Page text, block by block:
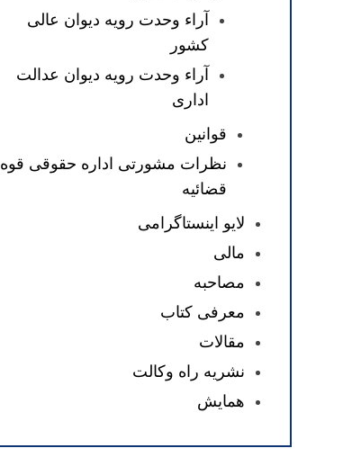
آراء وحدت رویه دیوان عالی
کشور
آراء وحدت رویه دیوان عدالت
اداری
قوانین
نظرات مشورتی اداره حقوقی قوه
قضائیه
لایو اینستاگرامی
مالی
مصاحبه
معرفی کتاب
مقالات
نشریه راه وکالت
همایش